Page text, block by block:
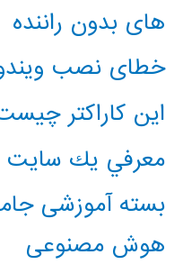
های بدون راننده
خطای نصب
این کاراکتر چیست؟
معرفي يك سايت
بسته آموزشی
هوش مصنوعی